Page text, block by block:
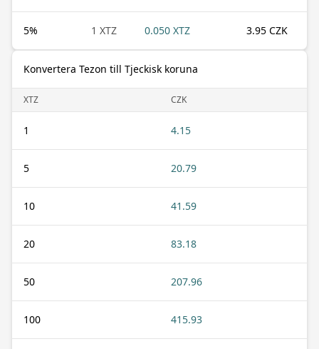
5% 1 XTZ 0.050 XTZ 3.95 CZK
Konvertera Tezon till Tjeckisk koruna
XTZ CZK
1 4.15
5 20.79
10 41.59
20 83.18
50 207.96
100 415.93